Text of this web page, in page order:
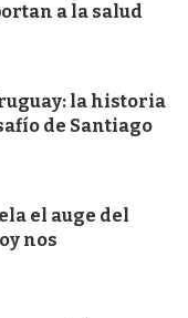
a la salud
la historia
de Santiago
el auge del
nos